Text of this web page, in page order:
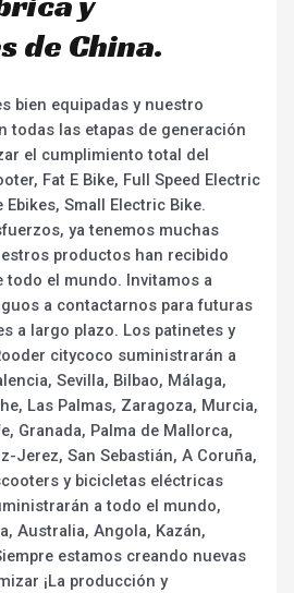
de China.
bien equipadas y nuestro
todas las etapas de generación
el cumplimiento total del
Fat E Bike, Full Speed Electric
Ebikes, Small Electric Bike.
ya tenemos muchas
productos han recibido
todo el mundo. Invitamos a
a contactarnos para futuras
a largo plazo. Los patinetes y
citycoco suministrarán a
Sevilla, Bilbao, Málaga,
Las Palmas, Zaragoza, Murcia,
Granada, Palma de Mallorca,
Jerez, San Sebastián, A Coruña,
y bicicletas eléctricas
a todo el mundo,
Australia, Angola, Kazán,
estamos creando nuevas
¡La producción y